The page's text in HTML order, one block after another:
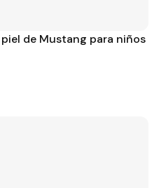
de Mustang para niños